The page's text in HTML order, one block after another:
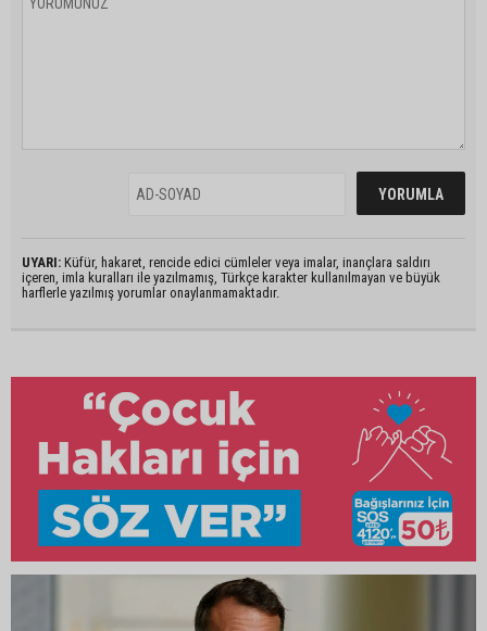
UYARI: Küfür, hakaret, rencide edici cümleler veya imalar, inançlara saldırı
içeren, imla kuralları ile yazılmamış, Türkçe karakter kullanılmayan ve büyük
harflerle yazılmış yorumlar onaylanmamaktadır.